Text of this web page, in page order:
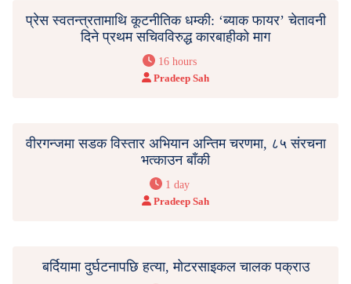
प्रेस स्वतन्त्रतामाथि कूटनीतिक धम्की: ‘ब्याक फायर’ चेतावनी
दिने प्रथम सचिवविरुद्ध कारबाहीको माग
16 hours
Pradeep Sah
वीरगन्जमा सडक विस्तार अभियान अन्तिम चरणमा, ८५ संरचना
भत्काउन बाँकी
1 day
Pradeep Sah
बर्दियामा दुर्घटनापछि हत्या, मोटरसाइकल चालक पक्राउ